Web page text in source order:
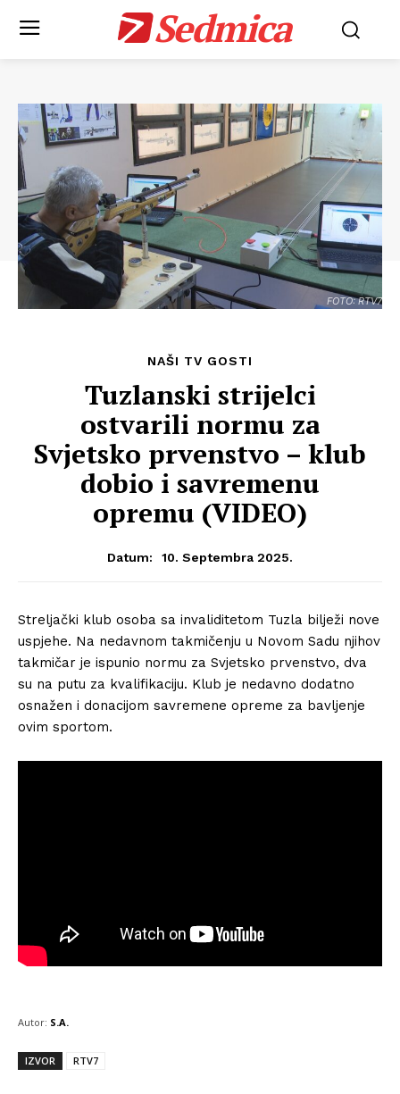
Sedmica
FOTO: RTV7
NAŠI TV GOSTI
Tuzlanski strijelci
ostvarili normu za
Svjetsko prvenstvo – klub
dobio i savremenu
opremu (VIDEO)
Datum: 10. Septembra 2025.
Streljački klub osoba sa invaliditetom Tuzla bilježi nove
uspjehe. Na nedavnom takmičenju u Novom Sadu njihov
takmičar je ispunio normu za Svjetsko prvenstvo, dva
su na putu za kvalifikaciju. Klub je nedavno dodatno
osnažen i donacijom savremene opreme za bavljenje
ovim sportom.
Autor: S.A.
IZVOR RTV7